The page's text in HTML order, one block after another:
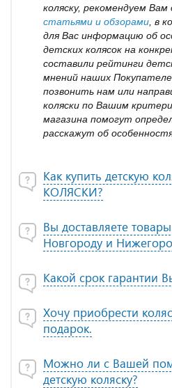
коляску, рекомендуем
статьями и обзорами , в
для Вас информацию об
детских колясок на
составили рейтинги
мнений наших
позвонить нам или
коляски по Вашим
магазина помогут
расскажут об
Как купить детскую
КОЛЯСКИ?
Вы доставляете
Новгороду и
Какой срок гарантии
Хочу приобрести
подарок.
Можно ли с Вашей
детскую коляску?